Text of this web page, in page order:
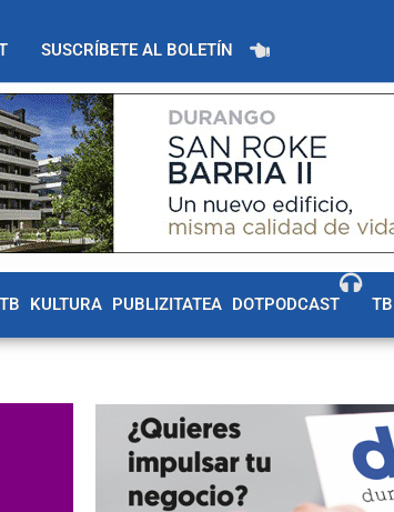
SUSCRÍBETE AL BOLETÍN
KULTURA PUBLIZITATEA DOTPODCAST